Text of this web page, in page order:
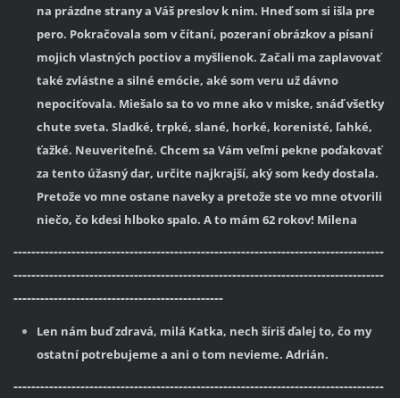
na prázdne strany a Váš preslov k nim. Hneď som si išla pre
pero. Pokračovala som v čítaní, pozeraní obrázkov a písaní
mojich vlastných poctiov a myšlienok. Začali ma zaplavovať
také zvlástne a silné emócie, aké som veru už dávno
nepociťovala. Miešalo sa to vo mne ako v miske, snáď všetky
chute sveta. Sladké, trpké, slané, horké, korenisté, ľahké,
ťažké. Neuveriteľné. Chcem sa Vám veľmi pekne poďakovať
za tento úžasný dar, určite najkrajší, aký som kedy dostala.
Pretože vo mne ostane naveky a pretože ste vo mne otvorili
niečo, čo kdesi hlboko spalo. A to mám 62 rokov! Milena
-----------------------------------------------------------------------------------
-----------------------------------------------------------------------------------
-----------------------------------------------
Len nám buď zdravá, milá Katka, nech šíriš ďalej to, čo my
ostatní potrebujeme a ani o tom nevieme. Adrián.
-----------------------------------------------------------------------------------